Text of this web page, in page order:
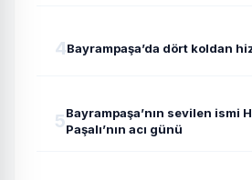
4Bayrampaşa’da dört koldan
5Bayrampaşa’nın sevilen ismi
Paşalı’nın acı günü